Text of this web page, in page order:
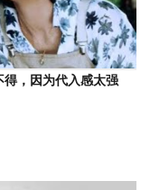
得，因为代入感太强